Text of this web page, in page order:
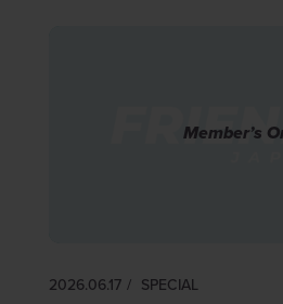
2026.06.17
SPECIAL